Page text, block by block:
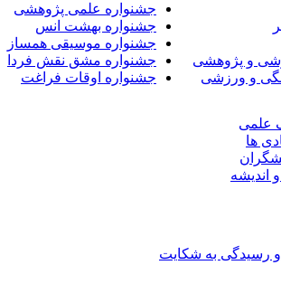
پژوهشی
ورزشی
جشنواره علمی پژوهشی
جشنواره بهشت انس
جشنواره موسیقی همساز
جشنواره مشق نقش فردا
جشنواره اوقات فراغت
به شکایت